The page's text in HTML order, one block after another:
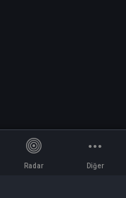
Radar Diğer